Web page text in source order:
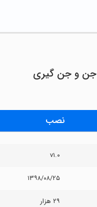
جن و جن گیری
نصب
v۱.۰
۱۳۹۸/۰۸/۲۵
۲۹ هزار